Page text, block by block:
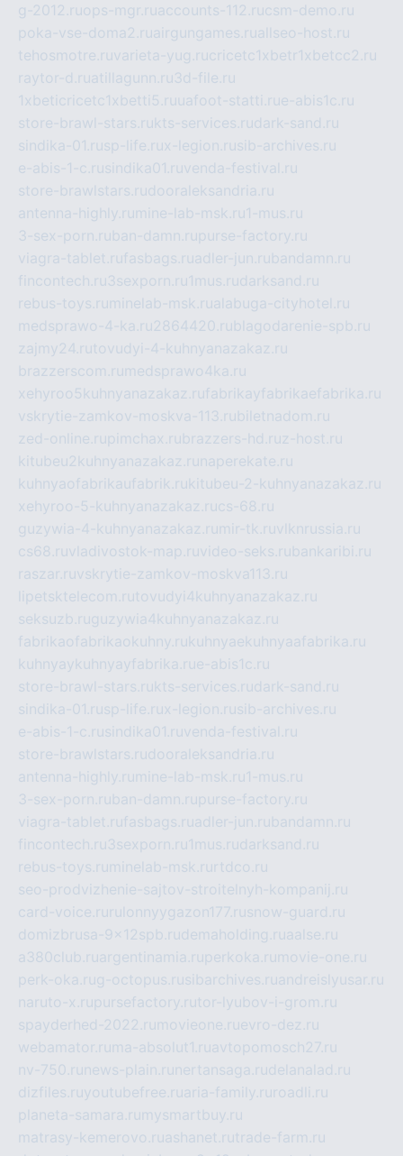
g-2012.ruops-mgr.ruaccounts-112.rucsm-demo.ru
poka-vse-doma2.ruairgungames.ruallseo-host.ru
tehosmotre.ruvarieta-yug.rucricetc1xbetr1xbetcc2.ru
raytor-d.ruatillagunn.ru3d-file.ru
1xbeticricetc1xbetti5.ruuafoot-statti.rue-abis1c.ru
store-brawl-stars.rukts-services.rudark-sand.ru
sindika-01.rusp-life.rux-legion.rusib-archives.ru
e-abis-1-c.rusindika01.ruvenda-festival.ru
store-brawlstars.rudooraleksandria.ru
antenna-highly.ru mine-lab-msk.ru1-mus.ru
3-sex-porn.ruban-damn.rupurse-factory.ru
viagra-tablet.rufasbags.ruadler-jun.rubandamn.ru
fincontech.ru3sexporn.ru1mus.rudarksand.ru
rebus-toys.ru minelab-msk.rualabuga-cityhotel.ru
medsprawo-4-ka.ru2864420.rublagodarenie-spb.ru
zajmy24.rutovudyi-4-kuhnyanazakaz.ru
brazzerscom.ru medsprawo4ka.ru
xehyroo5kuhnyanazakaz.rufabrikayfabrikaefabrika.ru
vskrytie-zamkov-moskva-113.rubiletnadom.ru
zed-online.rupimchax.rubrazzers-hd.ruz-host.ru
kitubeu2kuhnyanazakaz.ru naperekate.ru
kuhnyaofabrikaufabrik.rukitubeu-2-kuhnyanazakaz.ru
xehyroo-5-kuhnyanazakaz.rucs-68.ru
guzywia-4-kuhnyanazakaz.ru mir-tk.ruvlknrussia.ru
cs68.ruvladivostok-map.ruvideo-seks.rubankaribi.ru
raszar.ruvskrytie-zamkov-moskva113.ru
lipetsktelecom.rutovudyi4kuhnyanazakaz.ru
seksuzb.ruguzywia4kuhnyanazakaz.ru
fabrikaofabrikaokuhny.rukuhnyaekuhnyaafabrika.ru
kuhnyaykuhnyayfabrika.rue-abis1c.ru
store-brawl-stars.rukts-services.rudark-sand.ru
sindika-01.rusp-life.rux-legion.rusib-archives.ru
e-abis-1-c.rusindika01.ruvenda-festival.ru
store-brawlstars.rudooraleksandria.ru
antenna-highly.ru mine-lab-msk.ru1-mus.ru
3-sex-porn.ruban-damn.rupurse-factory.ru
viagra-tablet.rufasbags.ruadler-jun.rubandamn.ru
fincontech.ru3sexporn.ru1mus.rudarksand.ru
rebus-toys.ru minelab-msk.ru rtdco.ru
seo-prodvizhenie-sajtov-stroitelnyh-kompanij.ru
card-voice.ru rulonnyygazon177.rusnow-guard.ru
domizbrusa-9x12spb.rudemaholding.ruaalse.ru
a380club.ruargentinamia.ruperkoka.ru movie-one.ru
perk-oka.rug-octopus.rusibarchives.ruandreislyusar.ru
naruto-x.rupursefactory.rutor-lyubov-i-grom.ru
spayderhed-2022.ru movieone.ruevro-dez.ru
webamator.ru ma-absolut1.ruavtopomosch27.ru
nv-750.ru news-plain.ru nertansaga.rudelanalad.ru
dizfiles.ruyoutubefree.ruaria-family.ru roadli.ru
planeta-samara.ru mysmartbuy.ru
matrasy-kemerovo.ruashanet.rutrade-farm.ru